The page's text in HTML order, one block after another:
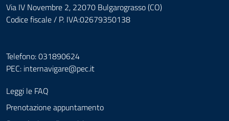
Via IV Novembre 2, 22070 Bulgarograsso (CO)
Codice fiscale / P. IVA:02679350138
Telefono: 031890624
PEC: internavigare@pec.it
Leggi le FAQ
Prenotazione appuntamento